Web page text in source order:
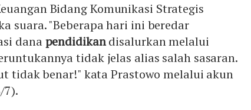
Bidang Komunikasi Strategis
suara. "Beberapa hari ini beredar
danapendidikandisalurkan melalui
tidak jelas alias salah sasaran.
tidak benar!" kata Prastowo melalui akun
7).